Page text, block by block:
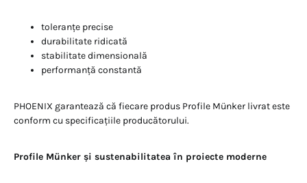
toleranțe precise
durabilitate ridicată
stabilitate dimensională
performanță constantă
PHOENIX garantează că fiecare produs Profile Münker livrat este
conform cu specificațiile producătorului.
Profile Münker și sustenabilitatea în proiecte moderne